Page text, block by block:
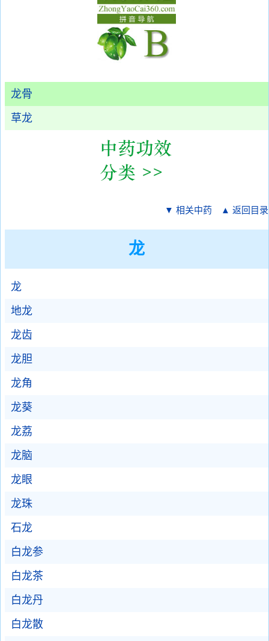
龙骨
草龙
▼ 相关中药 ▲ 返回目录
龙
龙
地龙
龙齿
龙胆
龙角
龙葵
龙荔
龙脑
龙眼
龙珠
石龙
白龙参
白龙茶
白龙丹
白龙散